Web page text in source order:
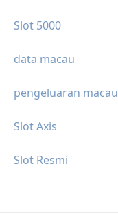
Slot 5000
data macau
pengeluaran macau
Slot Axis
Slot Resmi